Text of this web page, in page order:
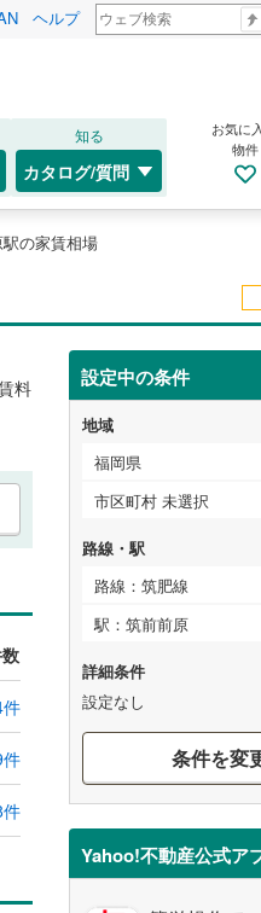
ヘルプ
知る
カタログ/質問
お気に
物件
の家賃相場
料
件
件
件
設定中の条件
地域
福岡県
市区町村 未選択
路線・駅
路線：筑肥線
駅：筑前前原
詳細条件
設定なし
条件を変
Yahoo!不動産公式ア